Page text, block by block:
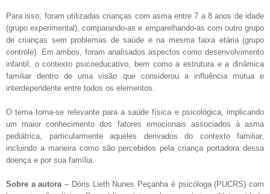
Para isso, foram utilizadas crianças com asma entre 7 a 8 anos de idade
(grupo experimental), comparando-as e emparelhando-as com outro grupo
de crianças sem problemas de saúde e na mesma faixa etária (grupo
controle). Em ambos, foram analisados aspectos como desenvolvimento
infantil, o contexto psicoeducativo, bem como a estrutura e a dinâmica
familiar dentro de uma visão que considerou a influência mútua e
interdependente entre todos os elementos.
O tema torna-se relevante para a saúde física e psicológica, implicando
um maior conhecimento dos fatores emocionais associados à asma
pediátrica, particularmente aqueles derivados do contexto familiar,
incluindo a maneira como são percebidos pela criança portadora dessa
doença e por sua família.
Sobre a autora– Dóris Lieth Nunes Peçanha é psicóloga (PUCRS) com